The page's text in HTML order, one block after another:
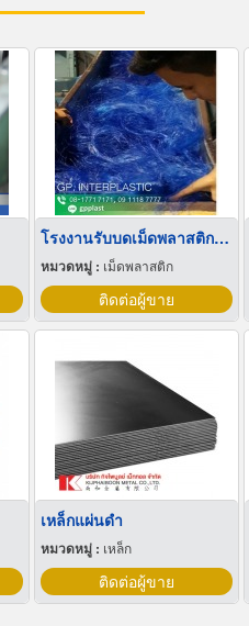
โรงงานรับบดเม็ดพลาสติก สมุทรปราการ รับจ้างบดเม็ดพลาสติก สมุทรปราการ
หมวดหมู่ : เม็ดพลาสติก
ติดต่อผู้ขาย
เหล็กแผ่นดำ
หมวดหมู่ : เหล็ก
ติดต่อผู้ขาย